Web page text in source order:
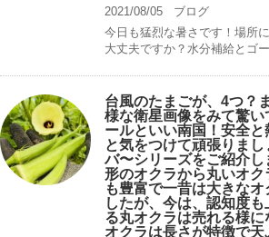
2021/08/05
ブログ
今日も猛烈な暑さです！場所
大丈夫ですか？水分補給とゴー
台風のたまごが、4つ？
様な衛星画像をみて驚い
ールといい南国！安全
と気をつけて頑張りま
バ〜シリーズをご紹介
形のオクラから丸いオ
も豊富で一昔は大きな
したが、今は、認知度
る丸オクラは売れる様
オクラは長さが特徴で